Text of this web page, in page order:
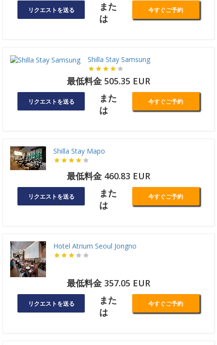
リクエストを送る
また
は
今すぐご予約
Shilla Stay Samsung
最低料金 505.35 EUR
リクエストを送る
また
は
今すぐご予約
Shilla Stay Mapo
最低料金 460.83 EUR
リクエストを送る
また
は
今すぐご予約
Hotel Atrium Seoul Jongno
最低料金 357.05 EUR
リクエストを送る
また
は
今すぐご予約